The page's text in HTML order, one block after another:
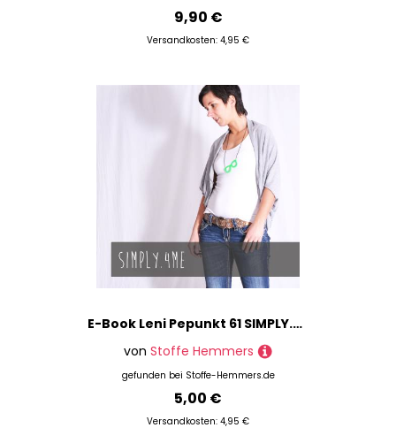
9,90 €
Versandkosten: 4,95 €
E-Book Leni Pepunkt 61 SIMPLY.4me
von Stoffe Hemmers
gefunden bei Stoffe-Hemmers.de
5,00 €
Versandkosten: 4,95 €